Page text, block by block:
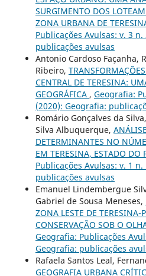
SURGIMENTO DOS
ZONA URBANA DE
Publicações Avulsas: v. 3
publicações avulsas
Antonio Cardoso Façanha,
Ribeiro,
CENTRAL DE TERESINA:
GEOGRÁFICA , Geografia:
(2020): Geografia:
Romário Gonçalves da
Silva Albuquerque,
DETERMINANTES NO
EM TERESINA, ESTADO DO
Publicações Avulsas: v. 1
publicações avulsas
Emanuel Lindembergue
Gabriel de Sousa Meneses,
ZONA LESTE DE TERESINA-
CONSERVAÇÃO SOB O
Geografia: Publicações
Geografia: publicações
Rafaela Santos Leal,
GEOGRAFIA URBANA